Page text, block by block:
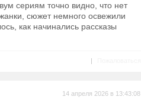
сериям точно видно, что нет
сюжет немного освежили
как начинались рассказы
|
14 апреля 2026 в 13:43:08